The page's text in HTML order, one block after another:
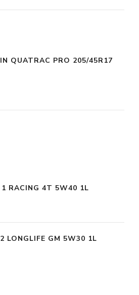
QUATRAC PRO 205/45R17
RACING 4T 5W40 1L
LONGLIFE GM 5W30 1L